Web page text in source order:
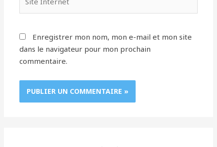
Internet
Enregistrer mon nom, mon e-mail et mon site
dans le navigateur pour mon prochain
commentaire.